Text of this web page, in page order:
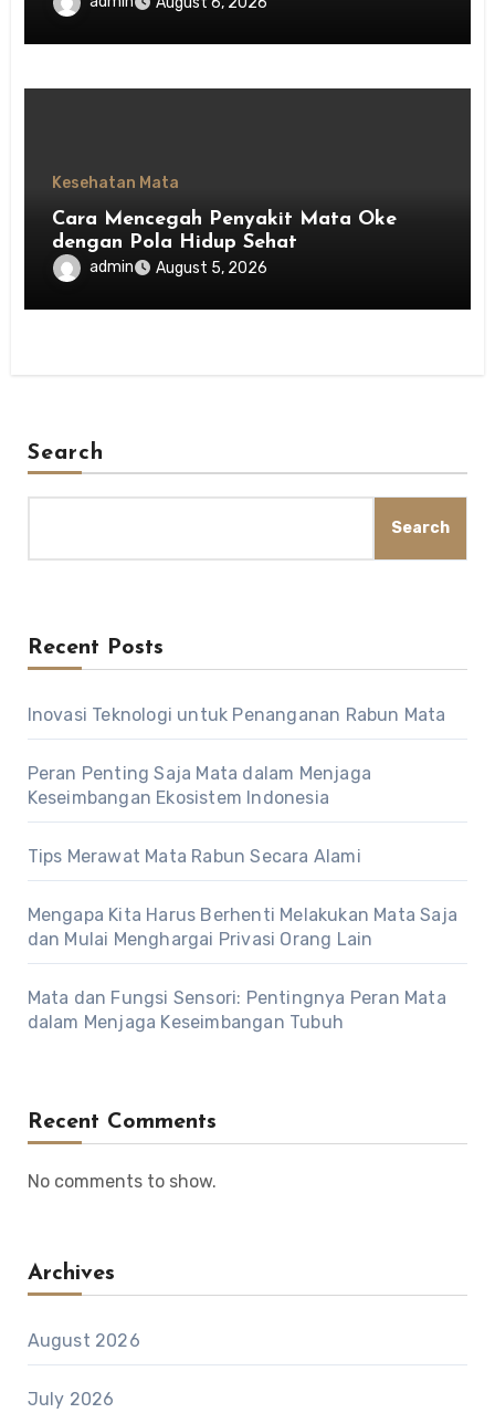
Kesehatan Mata
Cara Mencegah Penyakit Mata Oke
dengan Pola Hidup Sehat
admin August 5, 2026
Search
Search
Recent Posts
Inovasi Teknologi untuk Penanganan Rabun Mata
Peran Penting Saja Mata dalam Menjaga
Keseimbangan Ekosistem Indonesia
Tips Merawat Mata Rabun Secara Alami
Mengapa Kita Harus Berhenti Melakukan Mata Saja
dan Mulai Menghargai Privasi Orang Lain
Mata dan Fungsi Sensori: Pentingnya Peran Mata
dalam Menjaga Keseimbangan Tubuh
Recent Comments
No comments to show.
Archives
August 2026
July 2026